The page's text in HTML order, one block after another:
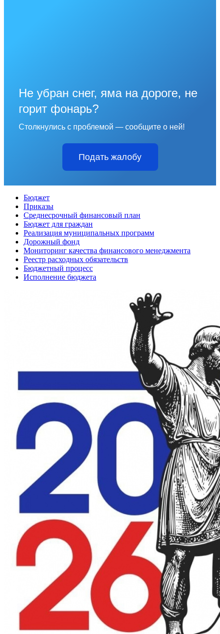
Не убран снег, яма на дороге, не
горит фонарь?
Столкнулись с проблемой — сообщите о ней!
Подать жалобу
Бюджет
Приказы
Среднесрочный финансовый план
Бюджет для граждан
Реализация муниципальных программ
Дорожный фонд
Мониторинг качества финансового менеджмента
Реестр расходных обязательств
Бюджетный процесс
Исполнение бюджета